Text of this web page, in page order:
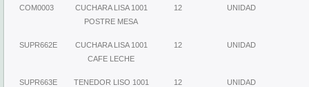
COM0003
CUCHARA LISA 1001
POSTRE MESA
12 UNIDAD
SUPR662E
CUCHARA LISA 1001
CAFE LECHE
12 UNIDAD
SUPR663E
TENEDOR LISO 1001
12 UNIDAD